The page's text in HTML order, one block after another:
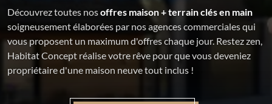
Découvrez toutes nosoffres maison + terrain clés en main
soigneusement élaborées par nos agences commerciales qui
vous proposent un maximum d'offres chaque jour. Restez zen,
Habitat Concept réalise votre rêve pour que vous deveniez
propriétaire d'une maison neuve tout inclus !